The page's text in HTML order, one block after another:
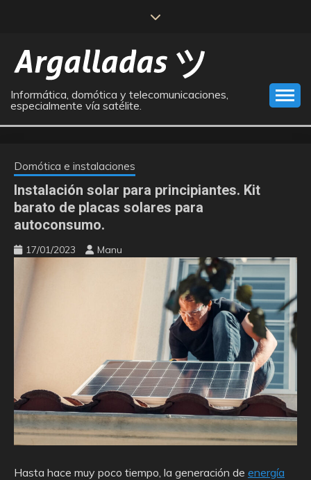
Informática, domótica y telecomunicaciones,
especialmente vía satélite.
Domótica e instalaciones
Instalación solar para principiantes. Kit
barato de placas solares para
autoconsumo.
17/01/2023 Manu
Hasta hace muy poco tiempo, la generación de energía